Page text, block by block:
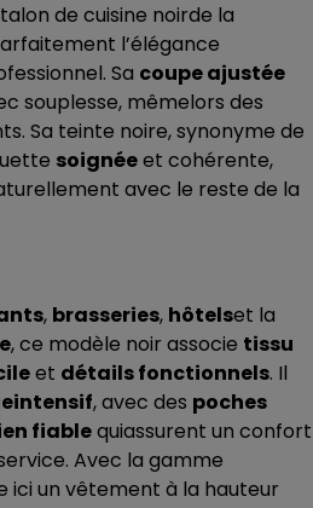
de cuisine noirde la
l’élégance
Sa coupe ajustée
souplesse, mêmelors des
Sa teinte noire, synonyme de
soignéeet cohérente,
avec le reste de la
, brasseries, hôtelset la
, ce modèle noir associe tissu
et détails fonctionnels. Il
, avec des poches
fiablequiassurent un confort
Avec la gamme
ici un vêtement à la hauteur